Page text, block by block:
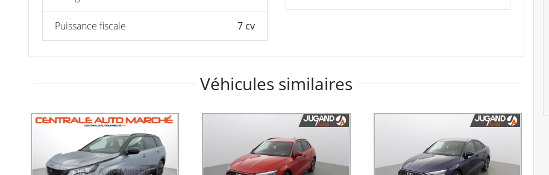
Puissance fiscale 7 cv
Véhicules similaires